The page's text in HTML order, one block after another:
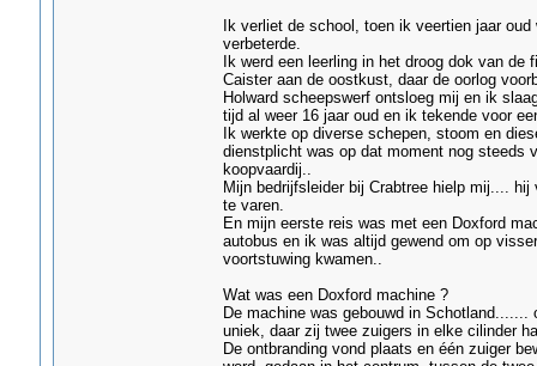
Ik verliet de school, toen ik veertien jaar
verbeterde.
Ik werd een leerling in het droog dok van
Caister aan de oostkust, daar de oorlog
Holward scheepswerf ontsloeg mij en ik
tijd al weer 16 jaar oud en ik tekende voor
Ik werkte op diverse schepen, stoom en
dienstplicht was op dat moment nog steeds
koopvaardij..
Mijn bedrijfsleider bij Crabtree hielp mij....
te varen.
En mijn eerste reis was met een Doxford
autobus en ik was altijd gewend om op
voortstuwing kwamen..
Wat was een Doxford machine ?
De machine was gebouwd in
uniek, daar zij twee zuigers in elke cilinder
De ontbranding vond plaats en één zuiger